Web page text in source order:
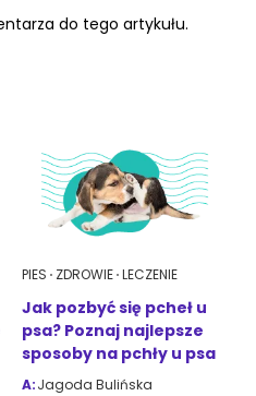
do tego artykułu.
PIES ZDROWIE LECZENIE
Jak pozbyć się pcheł u
psa? Poznaj najlepsze
sposoby na pchły u psa
A:Jagoda Bulińska